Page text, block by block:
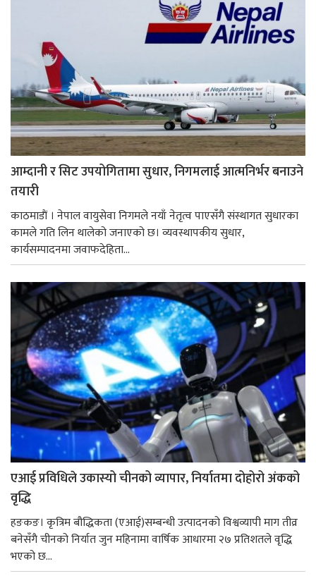
आम्दानी र सिट उपयोगितामा सुधार, निगमलाई आत्मनिर्भर बनाउने
तयारी
काठमाडाैं । नेपाल वायुसेवा निगमले नयाँ नेतृत्व पाएसँगै संस्थागत सुधारका
कामले गति लिन थालेको जनाएको छ। व्यवस्थापकीय सुधार,
कार्यसम्पादनमा जवाफदेहिता...
एआई प्रविधिले उकास्यो चीनको व्यापार, निर्यातमा दोहोरो अंकको
वृद्धि
हङकङ। कृत्रिम बौद्धिकता (एआई)सम्बन्धी उत्पादनको विश्वव्यापी माग तीव्र
बनेसँगै चीनको निर्यात जुन महिनामा वार्षिक आधारमा २७ प्रतिशतले वृद्धि
भएको छ...